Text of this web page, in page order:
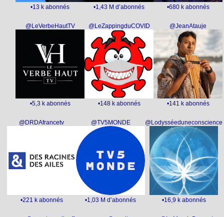
•680 k abonnés
•1,43 M d’abonnés
•13 k abonnés
@JeanAtauje
•141 k abonnés
@LeZappingduCOVID
•148 k abonnés
@LeVerbeHautTV
•5,3 k abonnés
@Lodysséeduneconscience
•16,9 k abonnés
@TV5MONDE
•1,03 M d’abonnés
@DRDAfrancetv
•221 k abonnés